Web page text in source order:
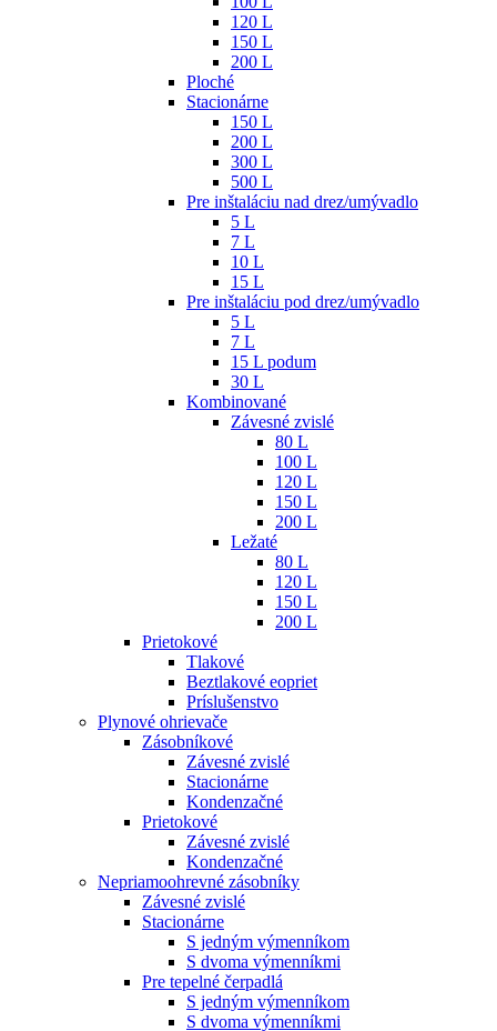
120 L
150 L
200 L
Ploché
Stacionárne
150 L
200 L
300 L
500 L
Pre inštaláciu nad drez/umývadlo
5 L
7 L
10 L
15 L
Pre inštaláciu pod drez/umývadlo
5 L
7 L
15 L podum
30 L
Kombinované
Závesné zvislé
80 L
100 L
120 L
150 L
200 L
Ležaté
80 L
120 L
150 L
200 L
Prietokové
Tlakové
Beztlakové eopriet
Príslušenstvo
Plynové ohrievače
Zásobníkové
Závesné zvislé
Stacionárne
Kondenzačné
Prietokové
Závesné zvislé
Kondenzačné
Nepriamoohrevné zásobníky
Závesné zvislé
Stacionárne
S jedným výmenníkom
S dvoma výmenníkmi
Pre tepelné čerpadlá
S jedným výmenníkom
S dvoma výmenníkmi